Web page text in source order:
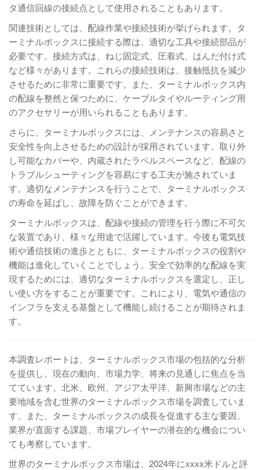
タ通信回線の接続点として使用されることもあります。
関連技術としては、配線作業や接続技術が挙げられます。タ
ーミナルボックスに接続する際は、適切な工具や接続部品が
必要です。接続方式は、ねじ固定式、圧着式、はんだ付け式
など様々があります。これらの接続技術は、接触抵抗を減少
させるために非常に重要です。また、ターミナルボックス内
の配線を整然と保つために、ケーブルタイやルーティング用
のアクセサリーが用いられることもあります。
さらに、ターミナルボックスには、メンテナンスの容易さと
安全性を向上させるための設計が採用されています。取り外
し可能なカバーや、内蔵されたラベルスペースなど、配線の
トラブルシューティングを容易にする工夫が施されていま
す。適切なメンテナンスを行うことで、ターミナルボックス
の寿命を延ばし、故障を防ぐことができます。
ターミナルボックスは、配線や接続の管理を行う際に不可欠
な装置であり、様々な用途で活躍しています。今後も電気技
術や通信技術の進歩とともに、ターミナルボックスの役割や
機能は進化していくことでしょう。安全で効率的な配線を実
現するためには、適切なターミナルボックスを選定し、正し
い使い方をすることが重要です。これにより、電気や通信の
インフラを支える基盤として機能し続けることが期待されま
す。
本調査レポートは、ターミナルボックス市場の包括的な分析
を提供し、現在の動向、市場力学、将来の見通しに焦点を当
てています。北米、欧州、アジア太平洋、新興市場などの主
要地域を含む世界のターミナルボックス市場を調査していま
す。また、ターミナルボックスの成長を促進する主な要因、
業界が直面する課題、市場プレイヤーの潜在的な機会につい
ても考察しています。
世界のターミナルボックス市場は、2024年にxxxx米ドルと評